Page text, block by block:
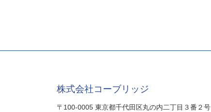
株式会社コーブリッジ
〒100-0005 東京都千代田区丸の内二丁目３番２号